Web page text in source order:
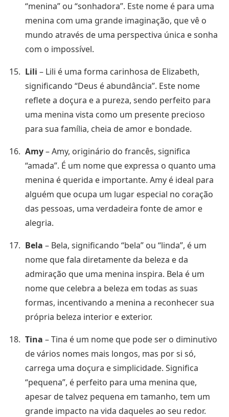
“menina” ou “sonhadora”. Este nome é para uma
menina com uma grande imaginação, que vê o
mundo através de uma perspectiva única e sonha
com o impossível.
Lili – Lili é uma forma carinhosa de Elizabeth,
significando “Deus é abundância”. Este nome
reflete a doçura e a pureza, sendo perfeito para
uma menina vista como um presente precioso
para sua família, cheia de amor e bondade.
Amy– Amy, originário do francês, significa
“amada”. É um nome que expressa o quanto uma
menina é querida e importante. Amy é ideal para
alguém que ocupa um lugar especial no coração
das pessoas, uma verdadeira fonte de amor e
alegria.
Bela – Bela, significando “bela” ou “linda”, é um
nome que fala diretamente da beleza e da
admiração que uma menina inspira. Bela é um
nome que celebra a beleza em todas as suas
formas, incentivando a menina a reconhecer sua
própria beleza interior e exterior.
Tina – Tina é um nome que pode ser o diminutivo
de vários nomes mais longos, mas por si só,
carrega uma doçura e simplicidade. Significa
“pequena”, é perfeito para uma menina que,
apesar de talvez pequena em tamanho, tem um
grande impacto na vida daqueles ao seu redor.